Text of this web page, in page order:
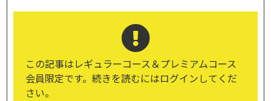
この記事はレギュラーコース＆プレミアムコース
会員限定です。続きを読むにはログインしてくだ
さい。